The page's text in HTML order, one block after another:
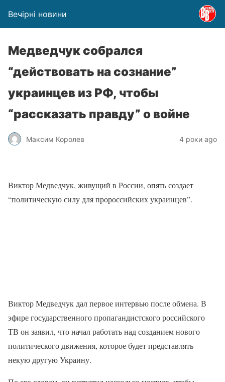
Вечірні новини
Медведчук собрался
“действовать на сознание”
украинцев из РФ, чтобы
“рассказать правду” о войне
Максим Королев 4 роки ago
Виктор Медведчук, живущий в России, опять создает
“политическую силу для пророссийских украинцев”.
Виктор Медведчук дал первое интервью после обмена. В
эфире государственного пропагандистского российского
ТВ он заявил, что начал работать над созданием нового
политического движения, которое будет представлять
некую другую Украину.